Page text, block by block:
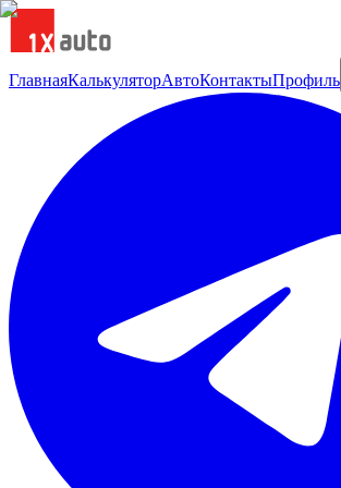
ГлавнаяКалькуляторАвтоКонтактыПрофиль